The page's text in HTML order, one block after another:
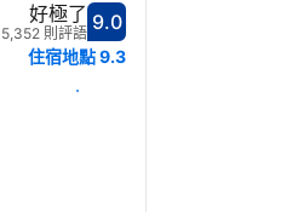
分數9.0分
9.0
好極了
5,352 則評語
住宿地點9.3
選擇日期